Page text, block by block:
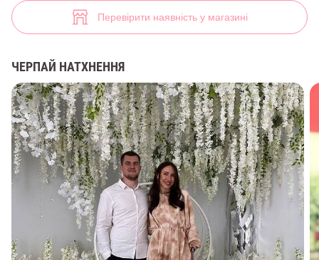
16
Перевірити наявність у магазині
ЧЕРПАЙ НАТХНЕННЯ
Зелена шовкова сукня міні з об'ємним рукавом (арт. 44472) ♡